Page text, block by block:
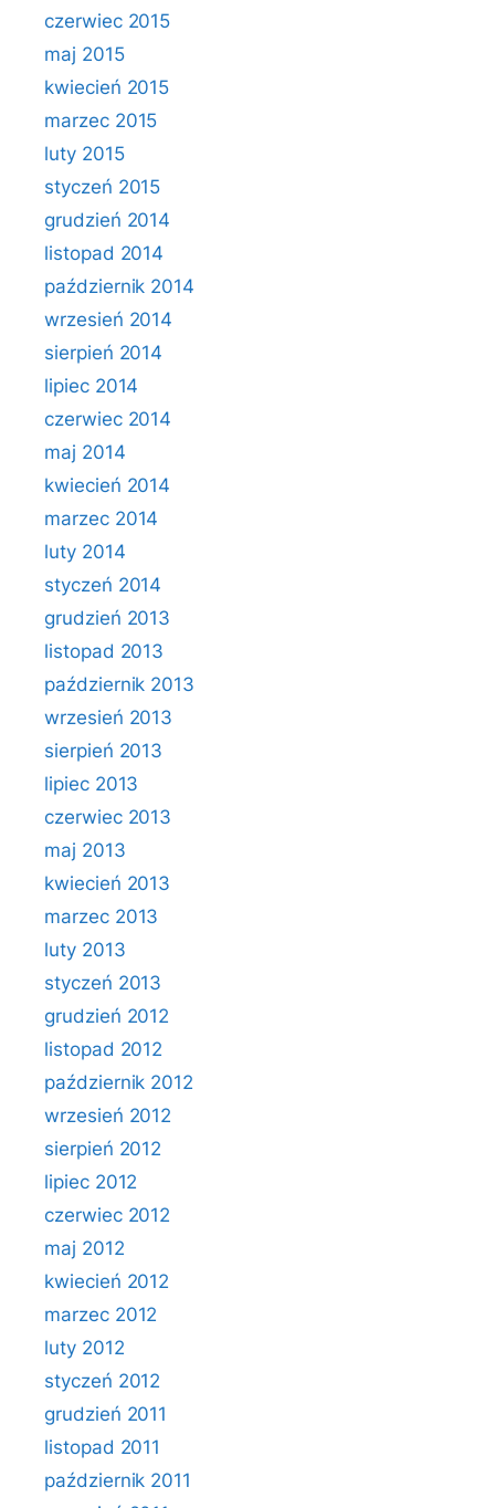
czerwiec 2015
maj 2015
kwiecień 2015
marzec 2015
luty 2015
styczeń 2015
grudzień 2014
listopad 2014
październik 2014
wrzesień 2014
sierpień 2014
lipiec 2014
czerwiec 2014
maj 2014
kwiecień 2014
marzec 2014
luty 2014
styczeń 2014
grudzień 2013
listopad 2013
październik 2013
wrzesień 2013
sierpień 2013
lipiec 2013
czerwiec 2013
maj 2013
kwiecień 2013
marzec 2013
luty 2013
styczeń 2013
grudzień 2012
listopad 2012
październik 2012
wrzesień 2012
sierpień 2012
lipiec 2012
czerwiec 2012
maj 2012
kwiecień 2012
marzec 2012
luty 2012
styczeń 2012
grudzień 2011
listopad 2011
październik 2011